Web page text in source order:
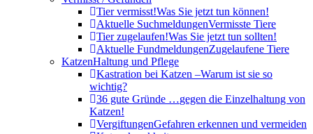
Tier vermisst!Was Sie jetzt tun können!
Aktuelle SuchmeldungenVermisste Tiere
Tier zugelaufen!Was Sie jetzt tun sollten!
Aktuelle FundmeldungenZugelaufene Tiere
KatzenHaltung und Pflege
Kastration bei Katzen –Warum ist sie so
wichtig?
36 gute Gründe …gegen die Einzelhaltung von
Katzen!
VergiftungenGefahren erkennen und vermeiden